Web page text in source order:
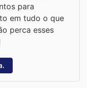
para
em tudo o que
perca esses